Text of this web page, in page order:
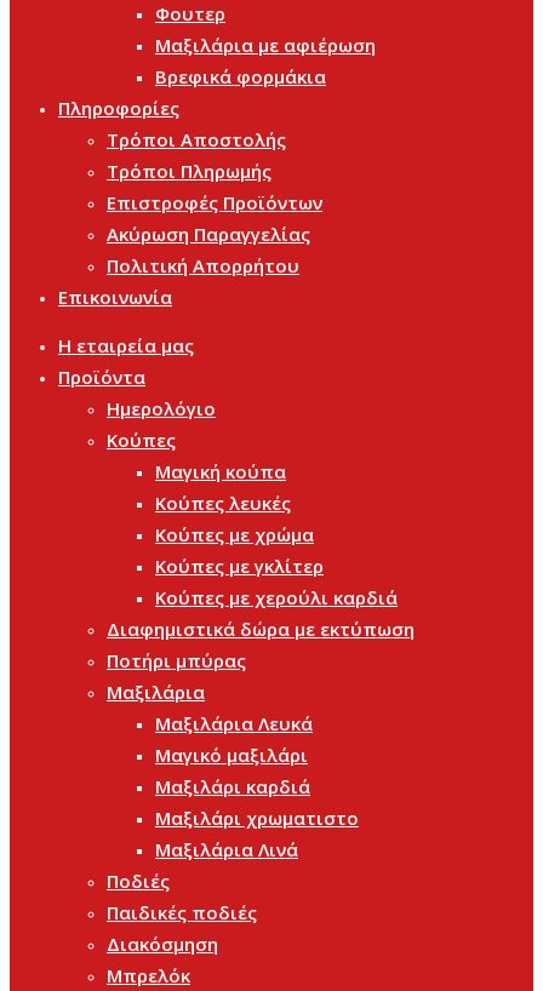
Φουτερ
Μαξιλάρια με αφιέρωση
Βρεφικά φορμάκια
Πληροφορίες
Τρόποι Αποστολής
Τρόποι Πληρωμής
Επιστροφές Προϊόντων
Ακύρωση Παραγγελίας
Πολιτική Απορρήτου
Επικοινωνία
Η εταιρεία μας
Προϊόντα
Ημερολόγιο
Κούπες
Μαγική κούπα
Κούπες λευκές
Κούπες με χρώμα
Κούπες με γκλίτερ
Κούπες με χερούλι καρδιά
Διαφημιστικά δώρα με εκτύπωση
Ποτήρι μπύρας
Μαξιλάρια
Μαξιλάρια Λευκά
Μαγικό μαξιλάρι
Μαξιλάρι καρδιά
Μαξιλάρι χρωματιστο
Μαξιλάρια Λινά
Ποδιές
Παιδικές ποδιές
Διακόσμηση
Μπρελόκ